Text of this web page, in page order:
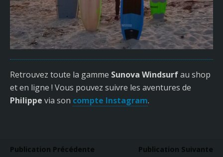
Retrouvez toute la gamme Sunova Windsurfau shop
et en ligne ! Vous pouvez suivre les aventures de
Philippe via son compte Instagram.
Publication Précédente
Publication Suivante